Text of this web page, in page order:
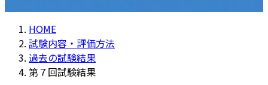
HOME
試験内容・評価方法
過去の試験結果
第７回試験結果